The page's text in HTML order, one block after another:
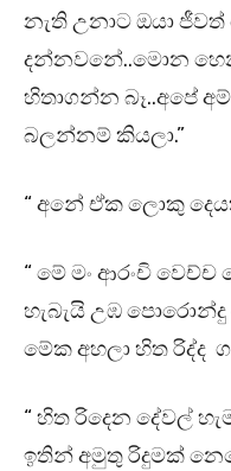
නැති උනාට ඔයා ජීවත්
දන්නවනේ..මොන
හිතාගන්න බෑ..අපේ
බලන්නම් කියලා.”
“ අනේ ඒක ලොකු
“ මේ මං ආරංචි
හැබැයි උඹ
මේක අහලා හිත රිද්ද
“ හිත රිදෙන දේවල්
ඉතින් අමුතු රිදුමක්